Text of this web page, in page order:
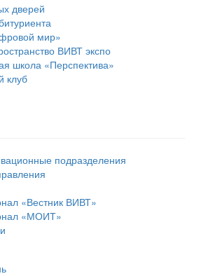
дверей
мир»
ВИВТ экспо
школа «Перспектива»
клуб
подразделения
«Вестник ВИВТ»
«МОИТ»